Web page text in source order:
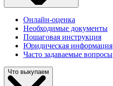
Онлайн-оценка
Необходимые документы
Пошаговая инструкция
Юридическая информация
Часто задаваемые вопросы
Что выкупаем